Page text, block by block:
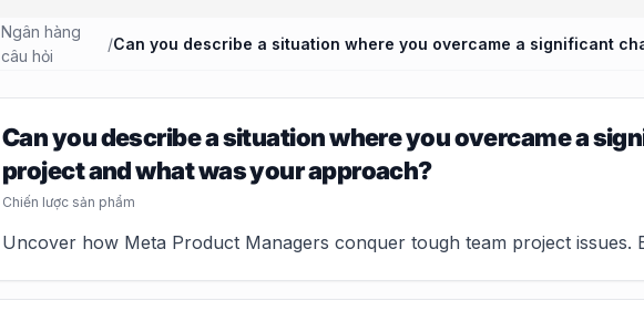
Ngân hàng
câu hỏi
/
Can you describe a situation where you overcame a
project and what was your approach?
Chiến lược sản phẩm
Uncover how Meta Product Managers conquer tough team project issues.